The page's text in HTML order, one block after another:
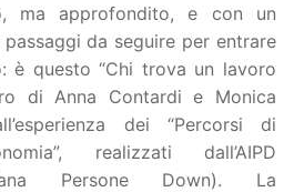
ma approfondito, e con un
da seguire per entrare
è questo “Chi trova un lavoro
di Anna Contardi e Monica
dei “Percorsi di
realizzati dall’AIPD
Persone Down). La